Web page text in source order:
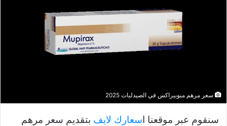
سعر مرهم ميوبيراكس في الصيدليات 2025
سنقوم عبر موقعنا اسعارك لايف بتقديم سعر مرهم